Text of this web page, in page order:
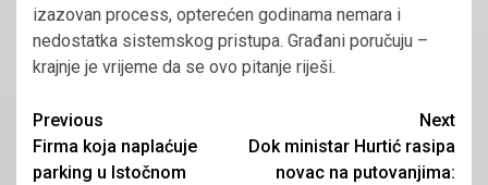
izazovan process, opterećen godinama nemara i
nedostatka sistemskog pristupa. Građani poručuju –
krajnje je vrijeme da se ovo pitanje riješi.
Continue
Reading
Previous
Firma koja naplaćuje
parking u Istočnom
Next
Dok ministar Hurtić rasipa
novac na putovanjima: